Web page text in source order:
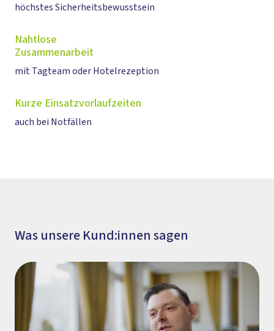
höchstes Sicherheitsbewusstsein
Nahtlose
Zusammenarbeit
mit Tagteam oder Hotelrezeption
Kurze Einsatzvorlaufzeiten
auch bei Notfällen
Was unsere Kund:innen sagen